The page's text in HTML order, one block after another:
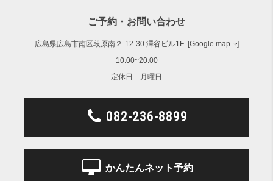
ご予約・お問い合わせ
広島県広島市南区段原南２-12-30 澤谷ビル1F [Google map
]
10:00~20:00
定休日 月曜日
082-236-8899
かんたんネット予約